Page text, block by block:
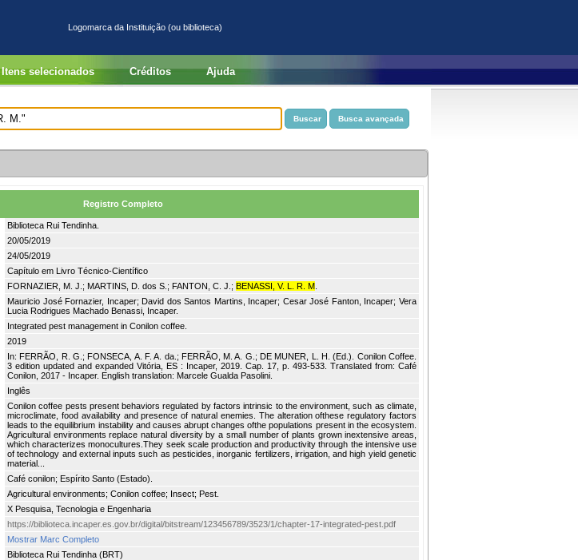
Logomarca da Instituição (ou biblioteca)
Itens selecionados Créditos Ajuda
Registro Completo
Biblioteca Rui Tendinha.
20/05/2019
24/05/2019
Capítulo em Livro Técnico-Científico
FORNAZIER, M. J.; MARTINS, D. dos S.; FANTON, C. J.; BENASSI, V. L. R. M
Mauricio José Fornazier, Incaper; David dos Santos Martins, Incaper; Cesar José Fanton, Incaper; Vera
Lucia Rodrigues Machado Benassi, Incaper.
Integrated pest management in Conilon coffee.
2019
In: FERRÃO, R. G.; FONSECA, A. F. A. da.; FERRÃO, M. A. G.; DE MUNER, L. H. (Ed.). Conilon Coffee.
3 edition updated and expanded Vitória, ES : Incaper, 2019. Cap. 17, p. 493-533. Translated from: Café
Conilon, 2017 - Incaper. English translation: Marcele Gualda Pasolini.
Inglês
Conilon coffee pests present behaviors regulated by factors intrinsic to the environment, such as climate,
microclimate, food availability and presence of natural enemies. The alteration ofthese regulatory factors
leads to the equilibrium instability and causes abrupt changes ofthe populations present in the ecosystem.
Agricultural environments replace natural diversity by a small number of plants grown inextensive areas,
which characterizes monocultures.They seek scale production and productivity through the intensive use
of technology and external inputs such as pesticides, inorganic fertilizers, irrigation, and high yield genetic
material...
Café conilon; Espírito Santo (Estado).
Agricultural environments; Conilon coffee; Insect; Pest.
X Pesquisa, Tecnologia e Engenharia
https://biblioteca.incaper.es.gov.br/digital/bitstream/123456789/3523/1/chapter-17-integrated-pest.pdf
Mostrar Marc Completo
Biblioteca Rui Tendinha (BRT)